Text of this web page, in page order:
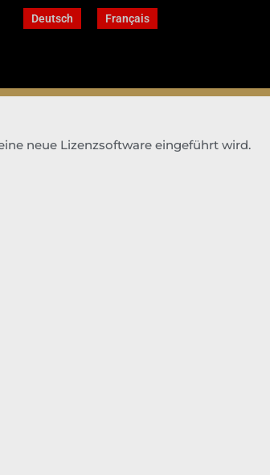
Deutsch Français
neue Lizenzsoftware eingeführt wird.